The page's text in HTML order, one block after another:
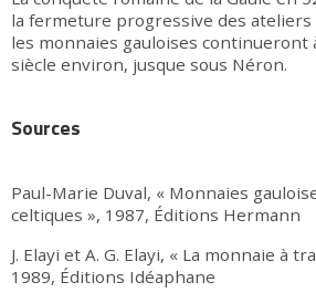
la fermeture progressive des ateliers
les monnaies gauloises continueront
siècle environ, jusque sous Néron.
Sources
Paul-Marie Duval, « Monnaies
celtiques », 1987, Éditions Hermann
J. Elayi et A. G. Elayi, « La monnaie à
1989, Éditions Idéaphane